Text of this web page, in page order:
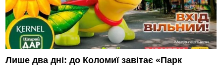
Лише два дні: до Коломиї завітає «Парк